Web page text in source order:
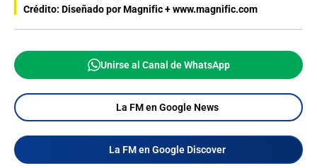
Crédito: Diseñado por Magnific + www.magnific.com
Unirse al Canal de WhatsApp
La FM en Google News
La FM en Google Discover